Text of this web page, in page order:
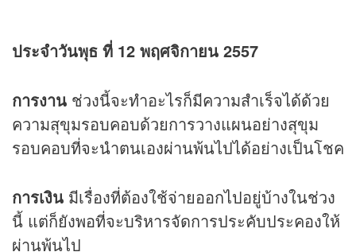
ประจำวันพุธ ที่ 12 พฤศจิกายน 2557
การงาน ช่วงนี้จะทำอะไรก็มีความสำเร็จได้ด้วย
ความสุขุมรอบคอบด้วยการวางแผนอย่างสุขุม
รอบคอบที่จะนำตนเองผ่านพ้นไปได้อย่างเป็นโชค
การเงิน มีเรื่องที่ต้องใช้จ่ายออกไปอยู่บ้างในช่วง
นี้ แต่ก็ยังพอที่จะบริหารจัดการประคับประคองให้
ผ่านพ้นไป